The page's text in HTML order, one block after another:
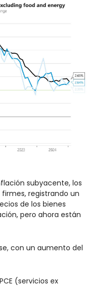
subyacente, los
registrando un
de los bienes
pero ahora están
con un aumento del
(servicios ex